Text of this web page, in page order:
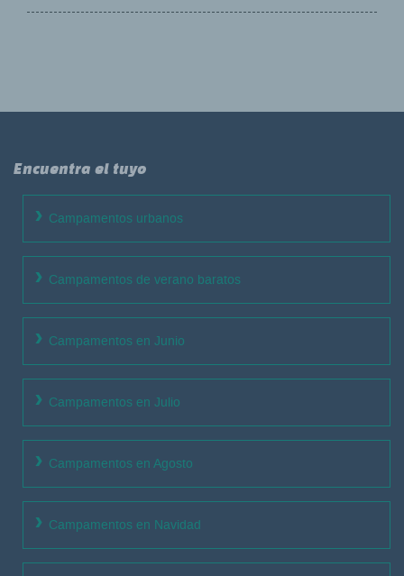
Encuentra el tuyo
Campamentos urbanos
Campamentos de verano baratos
Campamentos en Junio
Campamentos en Julio
Campamentos en Agosto
Campamentos en Navidad